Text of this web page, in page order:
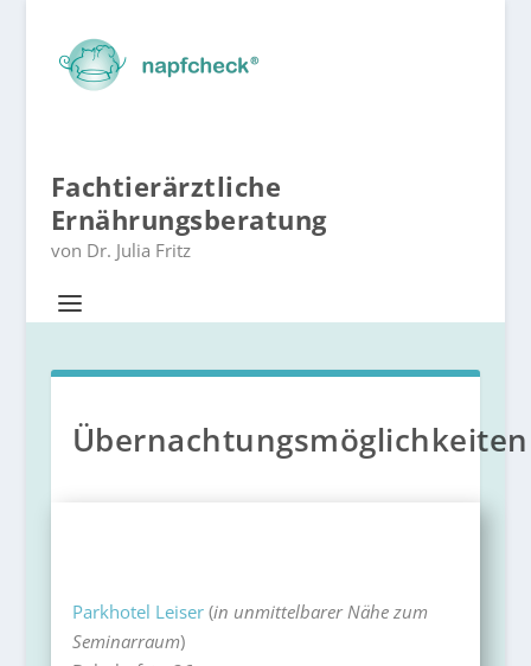
Fachtierärztliche
Ernährungsberatung
von Dr. Julia Fritz
Übernachtungsmöglichkeiten
Parkhotel Leiser(in unmittelbarer Nähe zum
Seminarraum)